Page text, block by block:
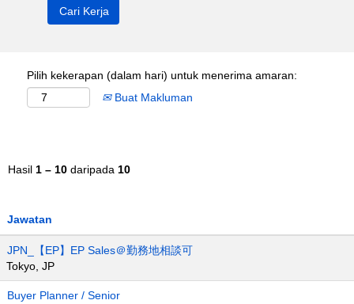
Pilih kekerapan (dalam hari) untuk menerima amaran:
Buat Makluman
Hasil 1 – 10 daripada 10
Jawatan
JPN_【EP】EP Sales＠勤務地相談可
Tokyo, JP
Buyer Planner / Senior